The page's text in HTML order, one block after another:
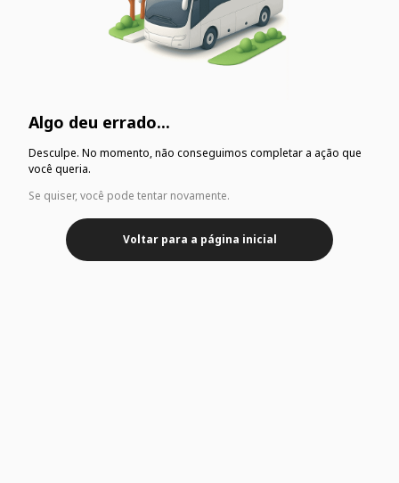
Algo deu errado...
Desculpe. No momento, não conseguimos completar a ação que
você queria.
Se quiser, você pode tentar novamente.
Voltar para a página inicial